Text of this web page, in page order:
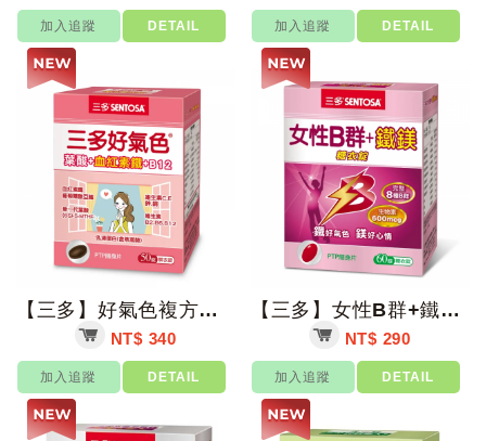
加入追蹤 DETAIL 加入追蹤 DETAIL
【三多】好氣色複方膜衣錠 50錠/盒【上好藥局銀髮照護】
NT$ 340
加入追蹤 DETAIL
【三多】女性B群+鐵鎂糖衣錠 60錠/盒【上好藥局銀髮照護】
NT$ 290
加入追蹤 DETAIL